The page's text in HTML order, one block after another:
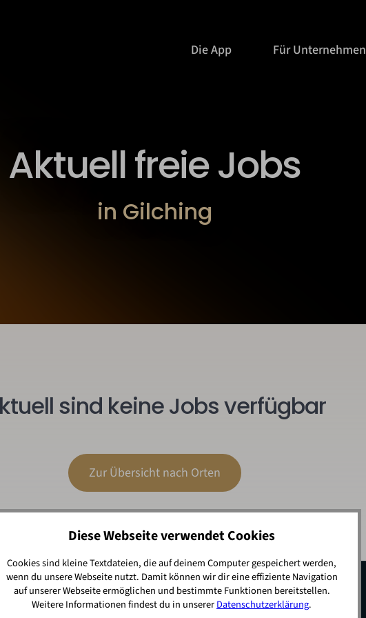
Die App Für Unternehmen
Aktuell freie Jobs
in Gilching
sind keine Jobs verfügbar
Zur Übersicht nach Orten
Diese Webseite verwendet Cookies
Cookies sind kleine Textdateien, die auf deinem Computer gespeichert werden,
wenn du unsere Webseite nutzt. Damit können wir dir eine effiziente Navigation
auf unserer Webseite ermöglichen und bestimmte Funktionen bereitstellen.
Weitere Informationen findest du in unsererDatenschutzerklärung.